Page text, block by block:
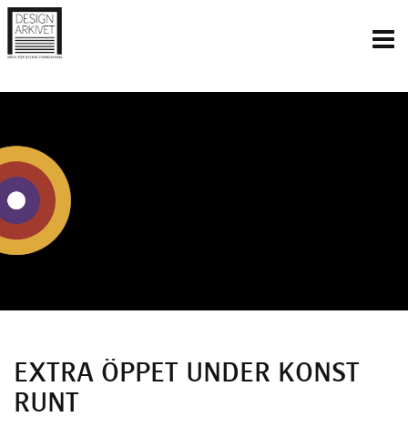
EXTRA ÖPPET UNDER KONST
RUNT